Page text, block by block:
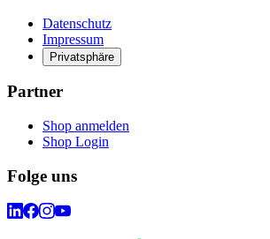
Datenschutz
Impressum
Privatsphäre
Partner
Shop anmelden
Shop Login
Folge uns